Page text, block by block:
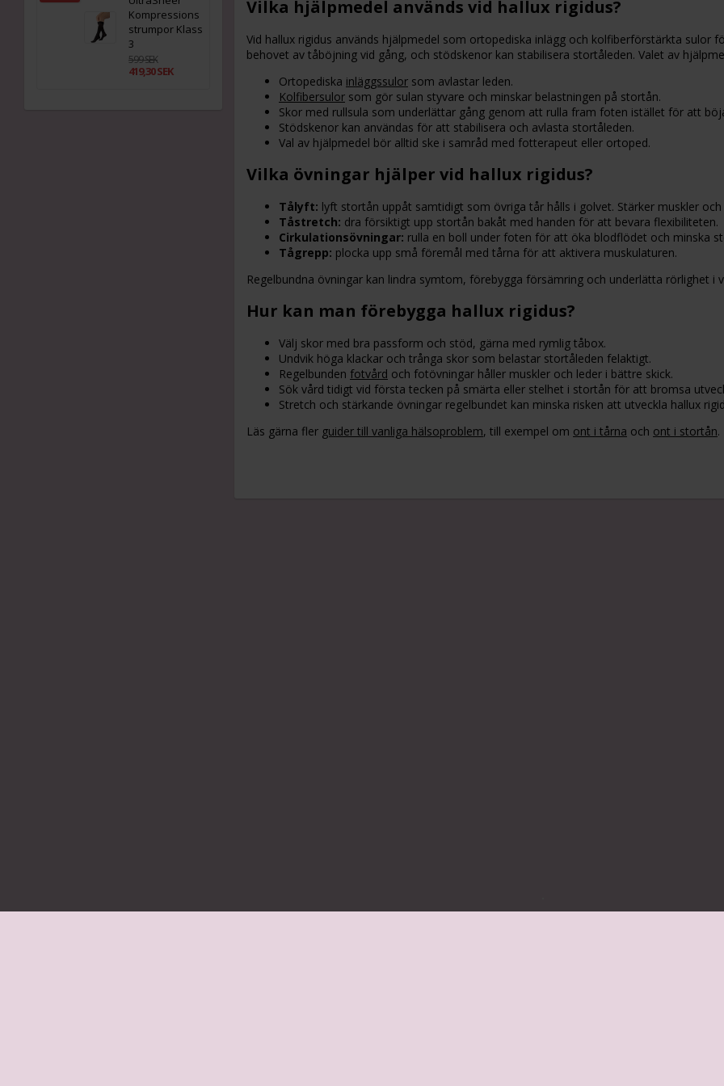
Kompressions
strumpor Klass
3
599 SEK
419,30 SEK
Vilka hjälpmedel används vid hallux rigidus?
Vid hallux rigidus används hjälpmedel som ortopediska inlägg och kolfiberförstärkta sulor
behovet av tåböjning vid gång, och stödskenor kan stabilisera stortåleden. Valet av
Ortopediska inläggssulor som avlastar leden.
Kolfibersulor som gör sulan styvare och minskar belastningen på stortån.
Skor med rullsula som underlättar gång genom att rulla fram foten istället för att
Stödskenor kan användas för att stabilisera och avlasta stortåleden.
Val av hjälpmedel bör alltid ske i samråd med fotterapeut eller ortoped.
Vilka övningar hjälper vid hallux rigidus?
Tålyft: lyft stortån uppåt samtidigt som övriga tår hålls i golvet. Stärker muskler
Tåstretch: dra försiktigt upp stortån bakåt med handen för att bevara flexibiliteten.
Cirkulationsövningar: rulla en boll under foten för att öka blodflödet och minska
Tågrepp: plocka upp små föremål med tårna för att aktivera muskulaturen.
Regelbundna övningar kan lindra symtom, förebygga försämring och underlätta rörlighet i
Hur kan man förebygga hallux rigidus?
Välj skor med bra passform och stöd, gärna med rymlig tåbox.
Undvik höga klackar och trånga skor som belastar stortåleden felaktigt.
Regelbunden fotvård och fotövningar håller muskler och leder i bättre skick.
Sök vård tidigt vid första tecken på smärta eller stelhet i stortån för att bromsa
Stretch och stärkande övningar regelbundet kan minska risken att utveckla hallux
Läs gärna fler guider till vanliga hälsoproblem, till exempel om ont i tårna och ont i stortån.